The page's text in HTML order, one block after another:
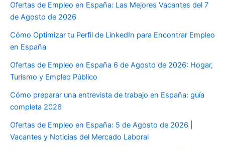
Ofertas de Empleo en España: Las Mejores Vacantes del 7
de Agosto de 2026
Cómo Optimizar tu Perfil de LinkedIn para Encontrar Empleo
en España
Ofertas de Empleo en España 6 de Agosto de 2026: Hogar,
Turismo y Empleo Público
Cómo preparar una entrevista de trabajo en España: guía
completa 2026
Ofertas de Empleo en España: 5 de Agosto de 2026 |
Vacantes y Noticias del Mercado Laboral